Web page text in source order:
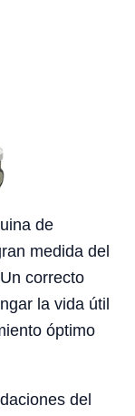
de
medida del
correcto
la vida útil
óptimo
del